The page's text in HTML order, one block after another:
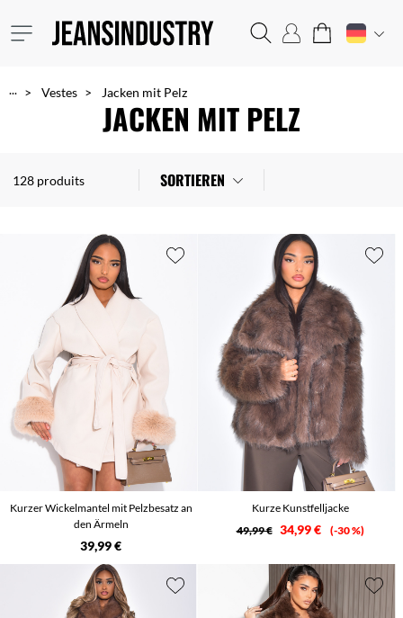
... Vestes Jacken mit Pelz
JACKEN MIT PELZ
128 produits SORTIEREN
Kurzer Wickelmantel mit Pelzbesatz an
den Ärmeln
39,99 €
Kurze Kunstfelljacke
49,99 € 34,99 € -30 %